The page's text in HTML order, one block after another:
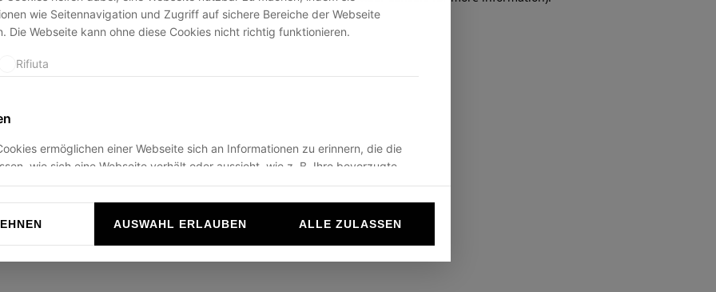
wie Seitennavigation und Zugriff auf sichere Bereiche der Webseite
Die Webseite kann ohne diese Cookies nicht richtig funktionieren.
Rifiuta
ermöglichen einer Webseite sich an Informationen zu erinnern, die die
wie sich eine Webseite verhält oder aussieht, wie z. B. Ihre bevorzugte
die Region in der Sie sich befinden.
AUSWAHL ERLAUBEN ALLE ZULASSEN